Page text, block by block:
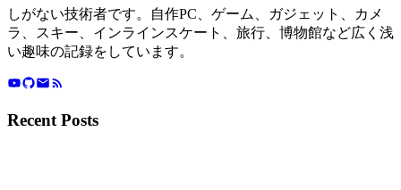
しがない技術者です。自作PC、ゲーム、ガジェット、カメ
ラ、スキー、インラインスケート、旅行、博物館など広く浅
い趣味の記録をしています。
Recent Posts